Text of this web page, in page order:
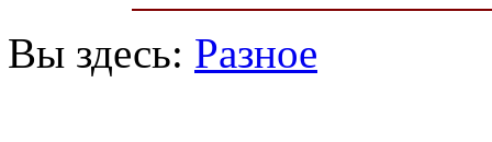
Вы здесь: Разное